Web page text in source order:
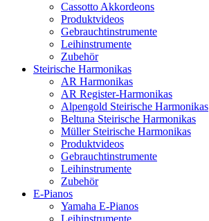
Cassotto Akkordeons
Produktvideos
Gebrauchtinstrumente
Leihinstrumente
Zubehör
Steirische Harmonikas
AR Harmonikas
AR Register-Harmonikas
Alpengold Steirische Harmonikas
Beltuna Steirische Harmonikas
Müller Steirische Harmonikas
Produktvideos
Gebrauchtinstrumente
Leihinstrumente
Zubehör
E-Pianos
Yamaha E-Pianos
Leihinstrumente